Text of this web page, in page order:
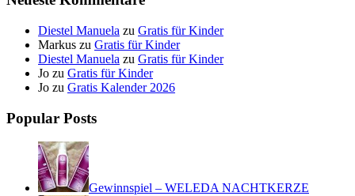
Diestel Manuela zu Gratis für Kinder
Markus zu Gratis für Kinder
Diestel Manuela zu Gratis für Kinder
Jo zu Gratis für Kinder
Jo zu Gratis Kalender 2026
Popular Posts
Gewinnspiel – WELEDA NACHTKERZE